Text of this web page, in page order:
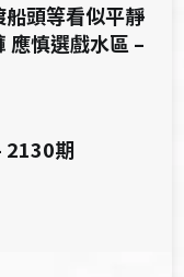
頭等看似平靜
應慎選戲水區 –
2130期